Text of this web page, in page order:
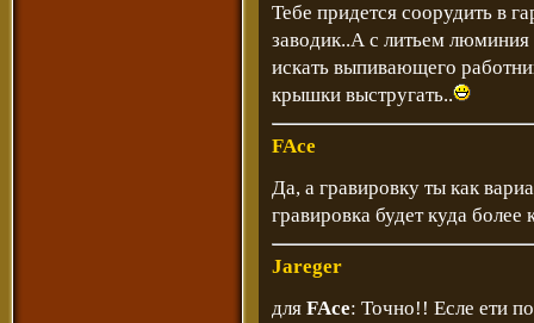
Тебе придется соорудить в
заводик..А с литьем
искать выпивающего
крышки выстругать..
FAce
Да, а гравировку ты как
гравировка будет куда более
Jareger
для FAce: Точно!! Есле ети